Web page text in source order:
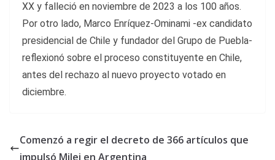
XX y falleció en noviembre de 2023 a los 100 años.
Por otro lado, Marco Enríquez-Ominami -ex candidato
presidencial de Chile y fundador del Grupo de Puebla-
reflexionó sobre el proceso constituyente en Chile,
antes del rechazo al nuevo proyecto votado en
diciembre.
Comenzó a regir el decreto de 366 artículos que
impulsó Milei en Argentina